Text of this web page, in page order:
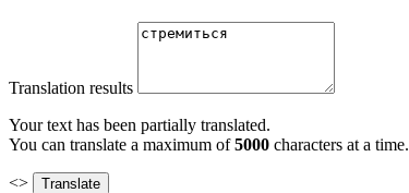
Translation results
Your text has been partially translated.
You can translate a maximum of5000 characters at a time.
<>